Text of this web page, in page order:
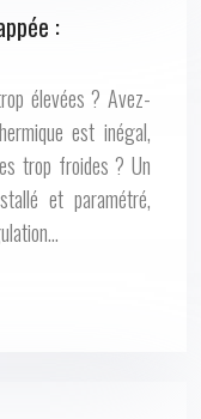
:
élevées ? Avez-
est inégal,
trop froides ? Un
et paramétré,